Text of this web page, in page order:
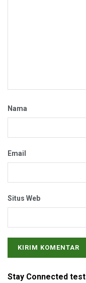
Nama
Email
Situs Web
Stay Connected test